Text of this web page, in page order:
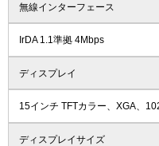
無線インターフェース
IrDA 1.1準拠 4Mbps
ディスプレイ
15インチ TFTカラー、XGA、
ディスプレイサイズ